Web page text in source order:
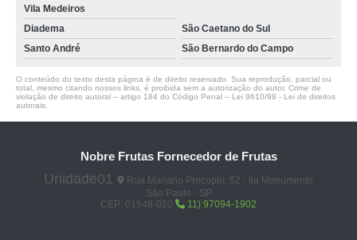
Vila Medeiros
Diadema
São Caetano do Sul
Santo André
São Bernardo do Campo
O conteúdo do texto desta página é de direito reservado. Sua reprodução, parcial ou
total, mesmo citando nossos links, é proibida sem a autorização do autor. Crime de
violação de direito autoral – artigo 184 do Código Penal – Lei 9610/98 - Lei de direitos
autorais
Nobre Frutas Fornecedor de Frutas
Unidade01
Rua Mariano Procopio, 52 - ila Monumento
São Paulo - SP
CEP: 01548-020
11) 97094-1902